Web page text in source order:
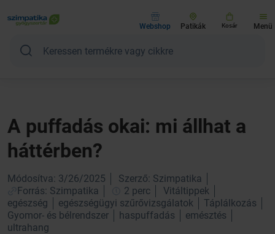
Webshop Patikák Kosár Menü
A puffadás okai: mi állhat a
háttérben?
Módosítva: 3/26/2025
Szerző: Szimpatika
Forrás: Szimpatika
2 perc
Vitáltippek
egészség
egészségügyi szűrővizsgálatok
Táplálkozás
Gyomor- és bélrendszer
haspuffadás
emésztés
ultrahang